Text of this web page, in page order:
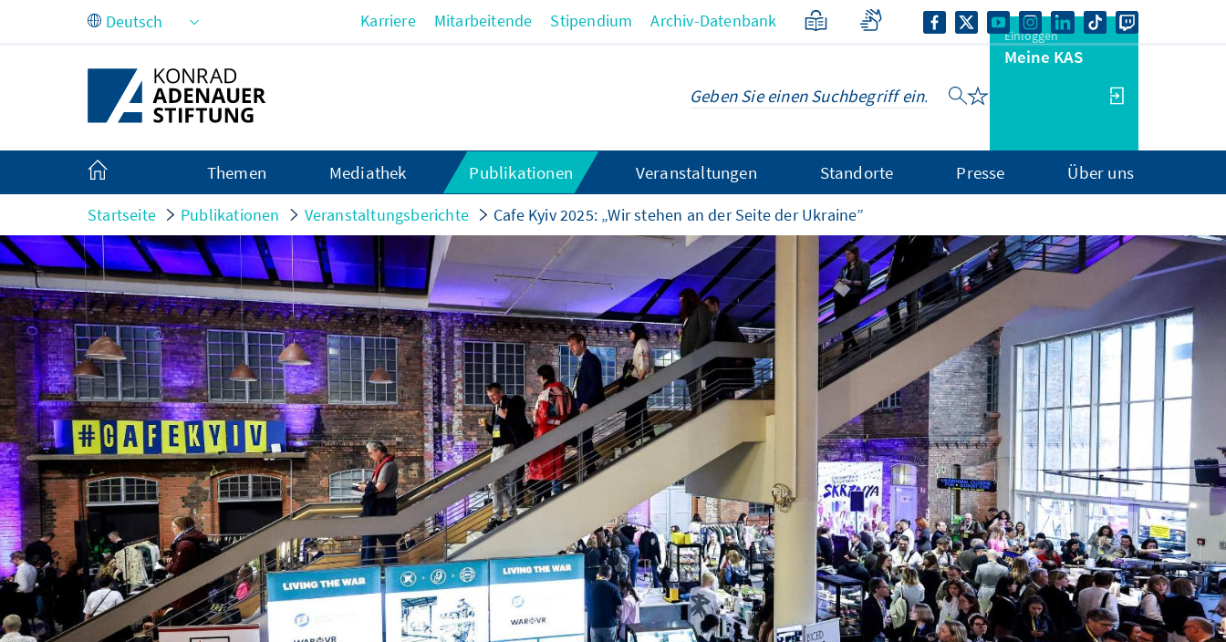
Zum Hauptinhalt springen Karriere Mitarbeitende Stipendium Archiv-Datenbank
Einloggen
Meine KAS
Themen Mediathek Publikationen Veranstaltungen Standorte Presse Über uns
Startseite Publikationen Veranstaltungsberichte Cafe Kyiv 2025: „Wir stehen an der Seite der Ukraine”